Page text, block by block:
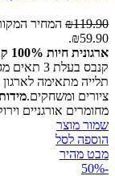
₪119.90 המחיר המקורי
₪59.90.
ארגונית חיות 100% קנבס 3 תאים - דגם קרוקודיל
קנבס
תלייה מתאימה
ציורים ומשחקים.
מחומרים אורגניים
שמור מוצר
הוספה לסל
מבט מהיר
-50%